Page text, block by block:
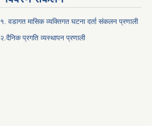
१. वडागत मासिक व्यक्तिगत घटना दर्ता संकलन प्रणाली
२.दैनिक प्रगति व्यस्थापन प्रणाली